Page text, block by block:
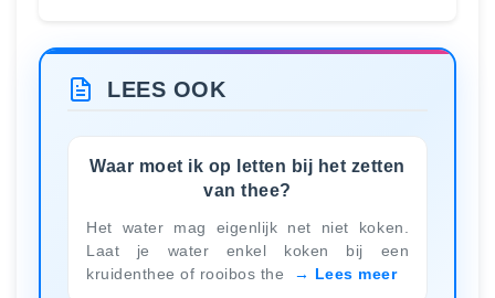
LEES OOK
Waar moet ik op letten bij het zetten
van thee?
Het water mag eigenlijk net niet koken.
Laat je water enkel koken bij een
kruidenthee of rooibos the
Lees meer